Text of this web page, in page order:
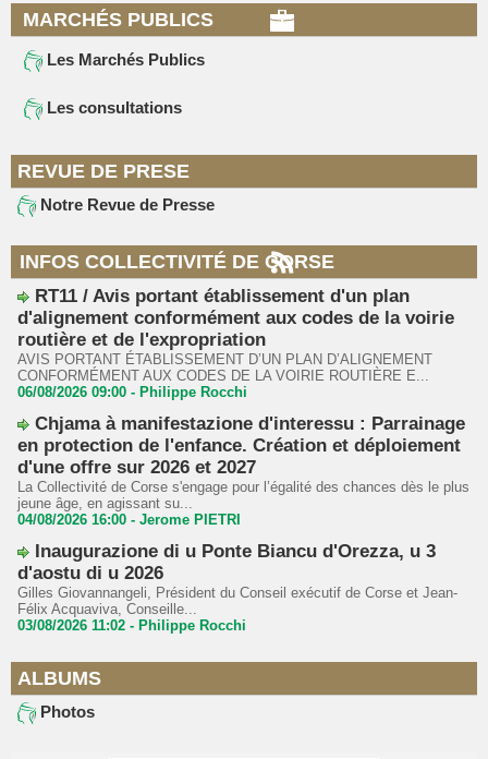
MARCHÉS PUBLICS
Les Marchés Publics
Les consultations
REVUE DE PRESE
Notre Revue de Presse
INFOS COLLECTIVITÉ DE CORSE
RT11 / Avis portant établissement d'un plan
d'alignement conformément aux codes de la voirie
routière et de l'expropriation
AVIS PORTANT ÉTABLISSEMENT D’UN PLAN D’ALIGNEMENT
CONFORMÉMENT AUX CODES DE LA VOIRIE ROUTIÈRE E...
06/08/2026 09:00 - Philippe Rocchi
Chjama à manifestazione d'interessu : Parrainage
en protection de l'enfance. Création et déploiement
d'une offre sur 2026 et 2027
La Collectivité de Corse s'engage pour l’égalité des chances dès le plus
jeune âge, en agissant su...
04/08/2026 16:00 - Jerome PIETRI
Inaugurazione di u Ponte Biancu d'Orezza, u 3
d'aostu di u 2026
Gilles Giovannangeli, Président du Conseil exécutif de Corse et Jean-
Félix Acquaviva, Conseille...
03/08/2026 11:02 - Philippe Rocchi
ALBUMS
Photos